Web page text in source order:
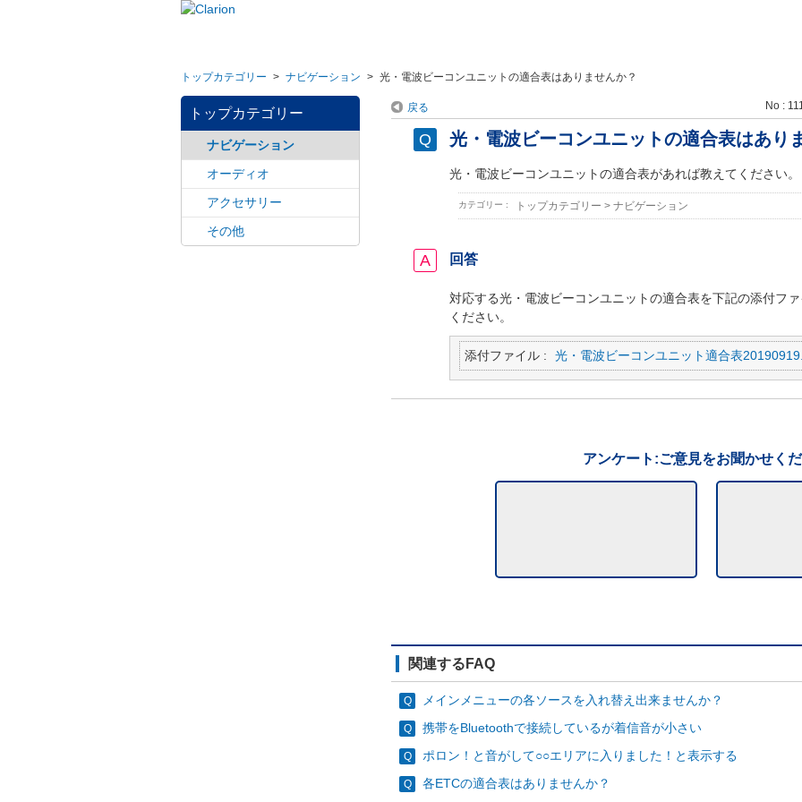
トップカテゴリー > ナビゲーション > 光・電波ビーコンユニットの適合表はありませんか？
トップカテゴリー
ナビゲーション
オーディオ
アクセサリー
その他
戻る No :
光・電波ビーコンユニットの適合表はあり
光・電波ビーコンユニットの適合表があれば教えてください。
カテゴリー : トップカテゴリー > ナビゲーション
回答
対応する光・電波ビーコンユニットの適合表を下記の添付フ
ください。
添付ファイル : 光・電波ビーコンユニット適合表
アンケート:ご意見をお聞かせく
関連するFAQ
メインメニューの各ソースを入れ替え出来ませんか？
携帯をBluetoothで接続しているが着信音が小さい
ポロン！と音がして○○エリアに入りました！と表示する
各ETCの適合表はありませんか？